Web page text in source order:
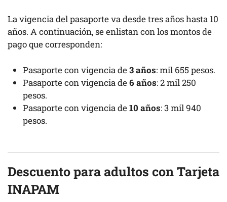
La vigencia del pasaporte va desde tres años hasta 10
años. A continuación, se enlistan con los montos de
pago que corresponden:
Pasaporte con vigencia de3 años: mil 655 pesos.
Pasaporte con vigencia de6 años: 2 mil 250
pesos.
Pasaporte con vigencia de10 años: 3 mil 940
pesos.
Descuento para adultos con Tarjeta
INAPAM